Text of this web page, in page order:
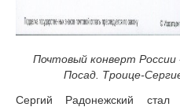
Почтовый конверт России
Посад. Троице-
Сергий Радонежский стал